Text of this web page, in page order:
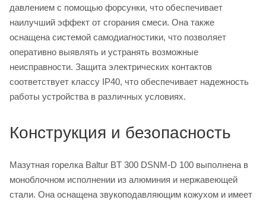
давлением с помощью форсунки, что обеспечивает
наилучший эффект от сгорания смеси. Она также
оснащена системой самодиагностики, что позволяет
оперативно выявлять и устранять возможные
неисправности. Защита электрических контактов
соответствует классу IP40, что обеспечивает надежность
работы устройства в различных условиях.
Конструкция и безопасность
Мазутная горелка Baltur BT 300 DSNM-D 100 выполнена в
моноблочном исполнении из алюминия и нержавеющей
стали. Она оснащена звукоподавляющим кожухом и имеет